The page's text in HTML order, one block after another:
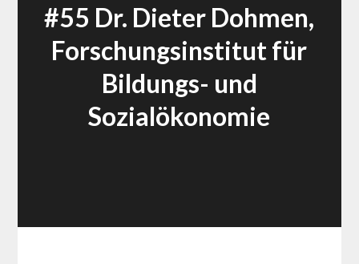
#55 Dr. Dieter Dohmen,
Forschungsinstitut für
Bildungs- und
Sozialökonomie